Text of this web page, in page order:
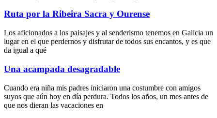
Ruta por la Ribeira Sacra y Ourense
Los aficionados a los paisajes y al senderismo tenemos en Galicia un
lugar en el que perdernos y disfrutar de todos sus encantos, y es que
da igual a qué
Una acampada desagradable
Cuando era niña mis padres iniciaron una costumbre con amigos
suyos que aún hoy en día perdura. Todos los años, un mes antes de
que nos dieran las vacaciones en